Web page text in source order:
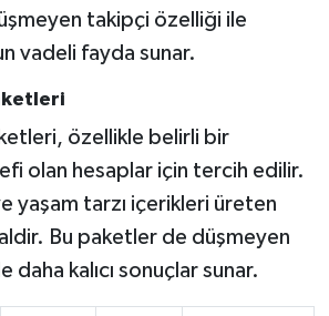
takipçi özelliği ile
vadeli fayda sunar.
özellikle belirli bir
olan hesaplar için tercih edilir.
yaşam tarzı içerikleri üreten
Bu paketler de düşmeyen
daha kalıcı sonuçlar sunar.